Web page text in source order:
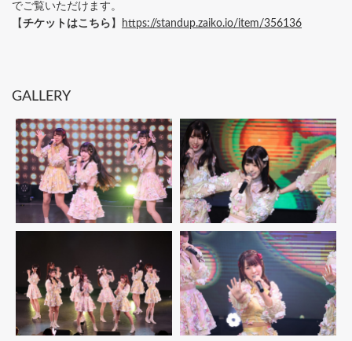
でご覧いただけます。
【チケットはこちら 】 https://standup.zaiko.io/item/356136
GALLERY